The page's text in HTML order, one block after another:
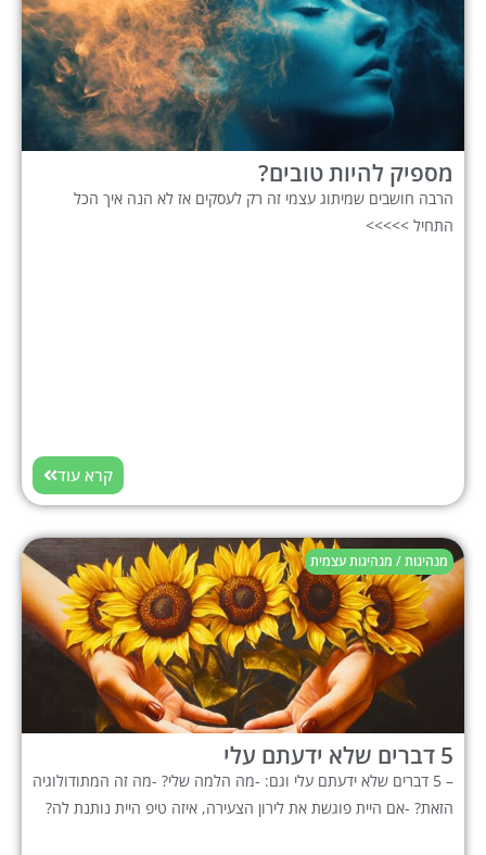
מספיק להיות טובים?
הרבה חושבים שמיתוג עצמי זה רק לעסקים אז לא הנה איך הכל
התחיל >>>>>
קרא עוד
מנהיגות / מנהיגות עצמית
5 דברים שלא ידעתם עלי
– 5 דברים שלא ידעתם עלי וגם: -מה הלמה שלי? -מה זה המתודולוגיה
הזאת? -אם היית פוגשת את לירון הצעירה, איזה טיפ היית נותנת לה?